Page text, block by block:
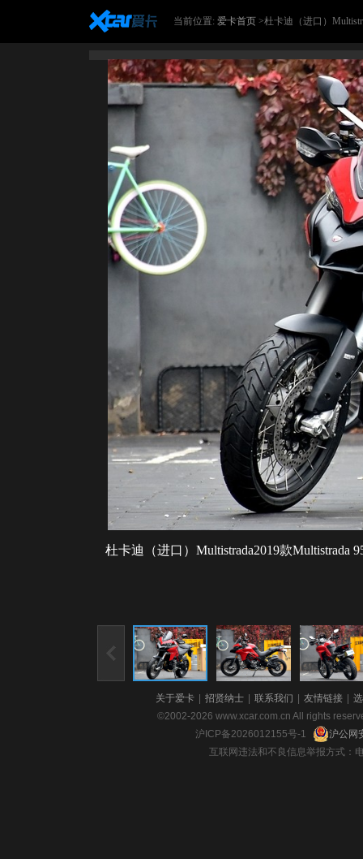
当前位置: 爱卡首页 >杜卡迪（进口）
杜卡迪（进口）Multistrada2019款Multistrada
关于爱卡 招贤纳士 联系我们 友情链接
©2002-2026 www.xcar.com.cn All rights
沪ICP备2026012155号-1
沪公网
互联网违法和不良信息举报方式：